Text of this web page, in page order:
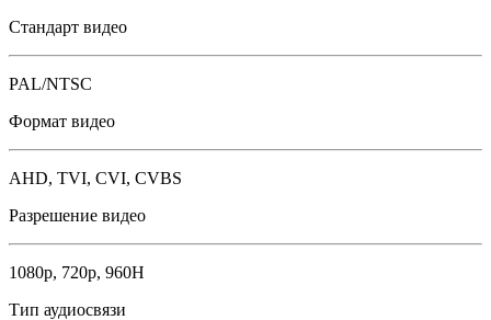
Стандарт видео
PAL/NTSC
Формат видео
AHD, TVI, CVI, CVBS
Разрешение видео
1080p, 720р, 960H
Тип аудиосвязи